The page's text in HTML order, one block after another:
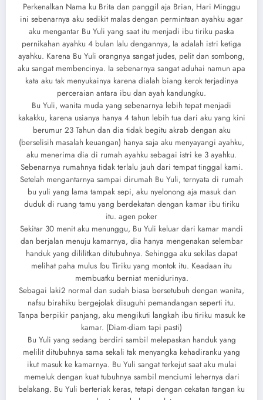
Perkenalkan Nama ku Brita dan panggil aja Brian, Hari Minggu
ini sebenarnya aku sedikit malas dengan permintaan ayahku agar
aku mengantar Bu Yuli yang saat itu menjadi ibu tiriku paska
pernikahan ayahku 4 bulan lalu dengannya, Ia adalah istri ketiga
ayahku. Karena Bu Yuli orangnya sangat judes, pelit dan sombong,
aku sangat membencinya. Ia sebenarnya sangat aduhai namun apa
kata aku tak menyukainya karena dialah biang kerok terjadinya
perceraian antara ibu dan ayah kandungku.
Bu Yuli, wanita muda yang sebenarnya lebih tepat menjadi
kakakku, karena usianya hanya 4 tahun lebih tua dari aku yang kini
berumur 23 Tahun dan dia tidak begitu akrab dengan aku
(berselisih masalah keuangan) hanya saja aku menyayangi ayahku,
aku menerima dia di rumah ayahku sebagai istri ke 3 ayahku.
Sebenarnya rumahnya tidak terlalu jauh dari tempat tinggal kami.
Setelah mengantarnya sampai dirumah Bu Yuli, ternyata di rumah
bu yuli yang lama tampak sepi, aku nyelonong aja masuk dan
duduk di ruang tamu yang berdekatan dengan kamar ibu tiriku
itu. agen poker
Sekitar 30 menit aku menunggu, Bu Yuli keluar dari kamar mandi
dan berjalan menuju kamarnya, dia hanya mengenakan selembar
handuk yang dililitkan ditubuhnya. Sehingga aku sekilas dapat
melihat paha mulus Ibu Tiriku yang montok itu. Keadaan itu
membuatku berniat menidurinya.
Sebagai laki2 normal dan sudah biasa bersetubuh dengan wanita,
nafsu birahiku bergejolak disuguhi pemandangan seperti itu.
Tanpa berpikir panjang, aku mengikuti langkah ibu tiriku masuk ke
kamar. (Diam-diam tapi pasti)
Bu Yuli yang sedang berdiri sambil melepaskan handuk yang
melilit ditubuhnya sama sekali tak menyangka kehadiranku yang
ikut masuk ke kamarnya. Bu Yuli sangat terkejut saat aku mulai
memeluk dengan kuat tubuhnya sambil menciumi lehernya dari
belakang. Bu Yuli berteriak keras, tetapi dengan cekatan tangan ku